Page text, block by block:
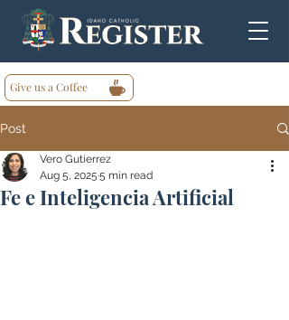
Give us a Coffee
Post
Fe e Inteligencia Artificial
Vero Gutierrez
Aug 5, 2025 5 min read